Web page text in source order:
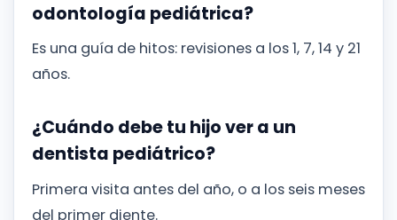
odontología pediátrica?
Es una guía de hitos: revisiones a los 1, 7, 14 y 21
años.
¿Cuándo debe tu hijo ver a un
dentista pediátrico?
Primera visita antes del año, o a los seis meses
del primer diente.